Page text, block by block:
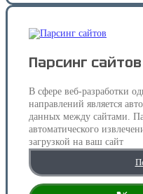
Парсинг сайтов
В сфере веб-разработки
направлений является
данных между сайтами.
автоматического
загрузкой на ваш сайт